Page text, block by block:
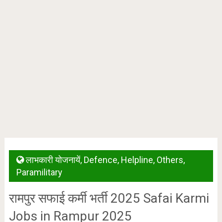
लाभकारी योजनायें, Defence, Helpline, Others,
Paramilitary
रामपुर सफाई कर्मी भर्ती 2025 Safai Karmi
Jobs in Rampur 2025